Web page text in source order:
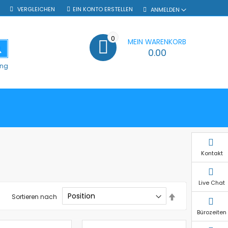
VERGLEICHEN ANMELDEN
EIN KONTO ERSTELLEN
MEIN WARENKORB
0.00
0
Sortieren nach
absteigender
Reihenfolge
Kontakt
Live Chat
Bürozeiten